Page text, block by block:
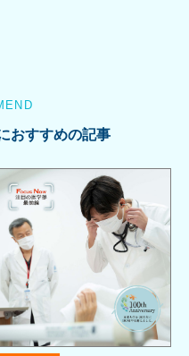
おすすめの記事